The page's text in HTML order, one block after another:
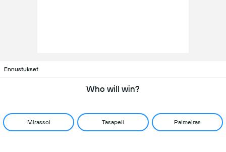
Ennustukset
Who will win?
Mirassol Tasapeli Palmeiras